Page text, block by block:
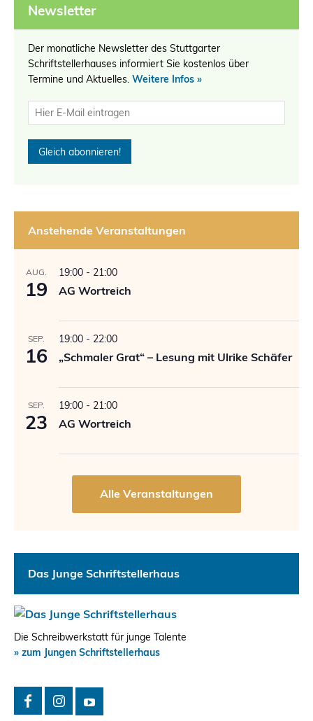
Newsletter
Der monatliche Newsletter des Stuttgarter
Schriftstellerhauses informiert Sie kostenlos über
Termine und Aktuelles. Weitere Infos »
Anstehende Veranstaltungen
AUG.
19
19:00 - 21:00
AG Wortreich
SEP.
16
19:00 - 22:00
„Schmaler Grat“ – Lesung mit Ulrike Schäfer
SEP.
23
19:00 - 21:00
AG Wortreich
Das Junge Schriftstellerhaus
Die Schreibwerkstatt für junge Talente
» zum Jungen Schriftstellerhaus